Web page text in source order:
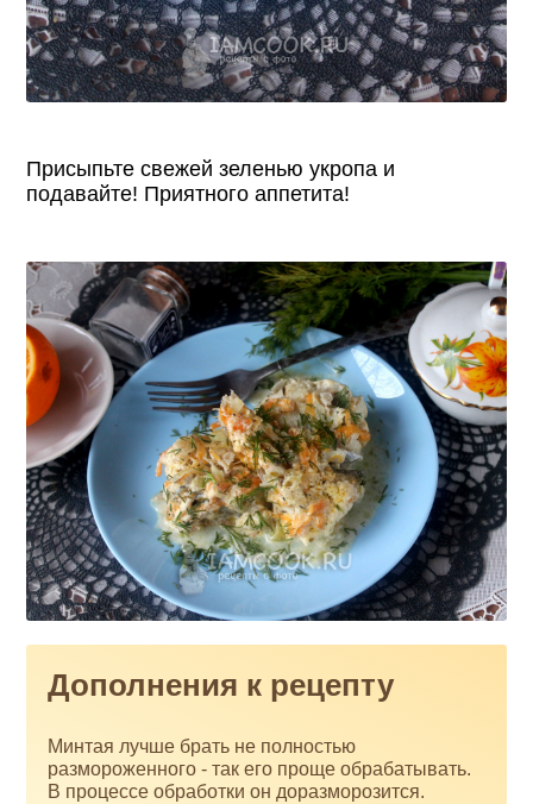
Присыпьте свежей зеленью укропа и
подавайте! Приятного аппетита!
Дополнения к рецепту
Минтая лучше брать не полностью
размороженного - так его проще обрабатывать.
В процессе обработки он доразморозится.